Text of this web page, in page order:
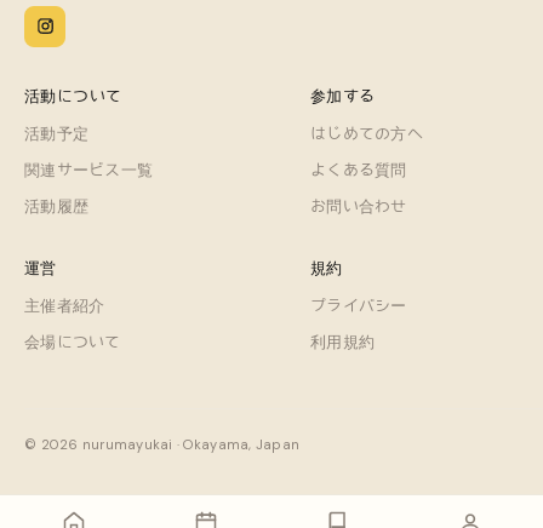
活動について
活動予定
関連サービス一覧
活動履歴
参加する
はじめての方へ
よくある質問
お問い合わせ
運営
主催者紹介
会場について
規約
プライバシー
利用規約
© 2026 nurumayukai · Okayama, Japan